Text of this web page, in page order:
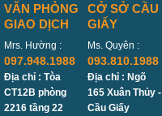
VĂN PHÒNG
GIAO DỊCH
Mrs. Hường :
097.948.1988
Địa chỉ : Tòa
CT12B phòng
2216 tầng 22
CỞ SỞ CẦU
GIẤY
Ms. Quyên :
093.810.1988
Địa chỉ : Ngõ
165 Xuân Thủy -
Cầu Giấy